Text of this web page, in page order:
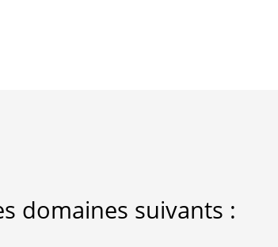
domaines suivants :